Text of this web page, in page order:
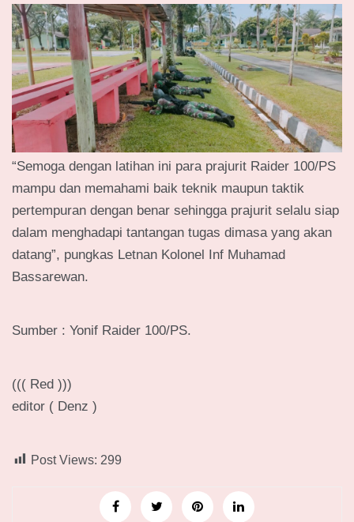
“Semoga dengan latihan ini para prajurit Raider 100/PS
mampu dan memahami baik teknik maupun taktik
pertempuran dengan benar sehingga prajurit selalu siap
dalam menghadapi tantangan tugas dimasa yang akan
datang”, pungkas Letnan Kolonel Inf Muhamad
Bassarewan.
Sumber : Yonif Raider 100/PS.
((( Red )))
editor ( Denz )
Post Views: 299